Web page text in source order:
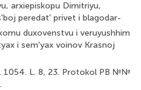
arxiepiskopu Dimitriyu,
peredat' privet i blagodar-
duxovenstvu i veruyushhim
i sem'yax voinov Krasnoj
1054. L. 8, 23. Protokol PB №№